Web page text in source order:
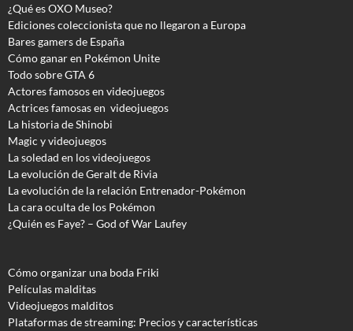
¿Qué es OXO Museo?
Ediciones coleccionista que no llegaron a Europa
Bares gamers de España
Cómo ganar en Pokémon Unite
Todo sobre GTA 6
Actores famosos en videojuegos
Actrices famosas en videojuegos
La historia de Shinobi
Magic y videojuegos
La soledad en los videojuegos
La evolución de Geralt de Rivia
La evolución de la relación Entrenador-Pokémon
La cara oculta de los Pokémon
¿Quién es Faye? – God of War Laufey
Cómo organizar una boda Friki
Películas malditas
Videojuegos malditos
Plataformas de streaming: Precios y características